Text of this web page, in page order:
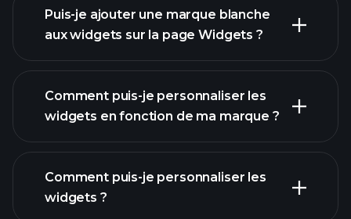
Puis-je ajouter une marque blanche
aux widgets sur la page Widgets ?
Comment puis-je personnaliser les
widgets en fonction de ma marque ?
Comment puis-je personnaliser les
widgets ?